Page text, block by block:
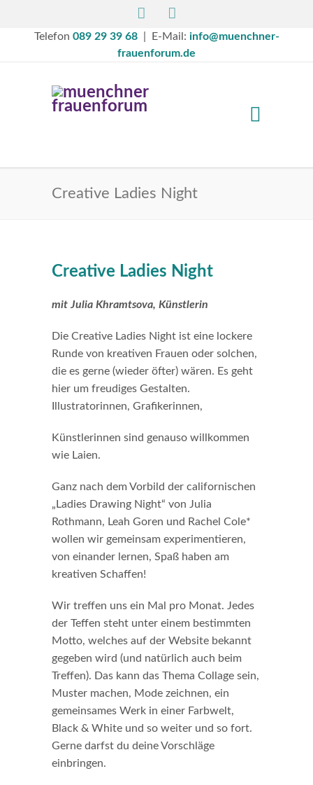
Telefon 089 29 39 68| E-Mail: info@muenchner-
frauenforum.de
Creative Ladies Night
Creative Ladies Night
mit Julia Khramtsova, Künstlerin
Die Creative Ladies Night ist eine lockere
Runde von kreativen Frauen oder solchen,
die es gerne (wieder öfter) wären. Es geht
hier um freudiges Gestalten.
Illustratorinnen, Grafikerinnen,
Künstlerinnen sind genauso willkommen
wie Laien.
Ganz nach dem Vorbild der californischen
„Ladies Drawing Night“ von Julia
Rothmann, Leah Goren und Rachel Cole*
wollen wir gemeinsam experimentieren,
von einander lernen, Spaß haben am
kreativen Schaffen!
Wir treffen uns ein Mal pro Monat. Jedes
der Teffen steht unter einem bestimmten
Motto, welches auf der Website bekannt
gegeben wird (und natürlich auch beim
Treffen). Das kann das Thema Collage sein,
Muster machen, Mode zeichnen, ein
gemeinsames Werk in einer Farbwelt,
Black & White und so weiter und so fort.
Gerne darfst du deine Vorschläge
einbringen.